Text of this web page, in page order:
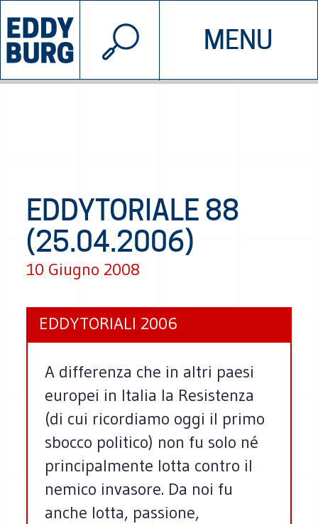
MENU
INIZIATIVE CHI SIAMO
© 2026 EDDYBURG
EDDYTORIALE 88
(25.04.2006)
10 Giugno 2008
EDDYTORIALI 2006
A differenza che in altri paesi
europei in Italia la Resistenza
(di cui ricordiamo oggi il primo
sbocco politico) non fu solo né
principalmente lotta contro il
nemico invasore. Da noi fu
anche lotta, passione,